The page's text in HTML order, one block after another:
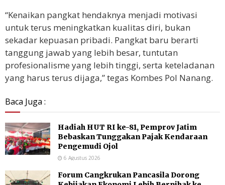
“Kenaikan pangkat hendaknya menjadi motivasi
untuk terus meningkatkan kualitas diri, bukan
sekadar kepuasan pribadi. Pangkat baru berarti
tanggung jawab yang lebih besar, tuntutan
profesionalisme yang lebih tinggi, serta keteladanan
yang harus terus dijaga,” tegas Kombes Pol Nanang.
Baca Juga :
Hadiah HUT RI ke-81, Pemprov Jatim
Bebaskan Tunggakan Pajak Kendaraan
Pengemudi Ojol
6 Agustus 2026
Forum Cangkrukan Pancasila Dorong